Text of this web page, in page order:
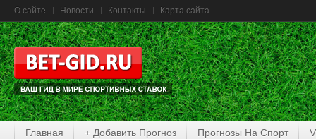
О сайте Новости Контакты Карта сайта
Главная + Добавить Прогноз Прогнозы На Спорт